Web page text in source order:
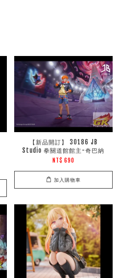
【新品開訂】 30186 JB
Studio 拳關道館館主-奇巴納
NT$ 690
加入購物車